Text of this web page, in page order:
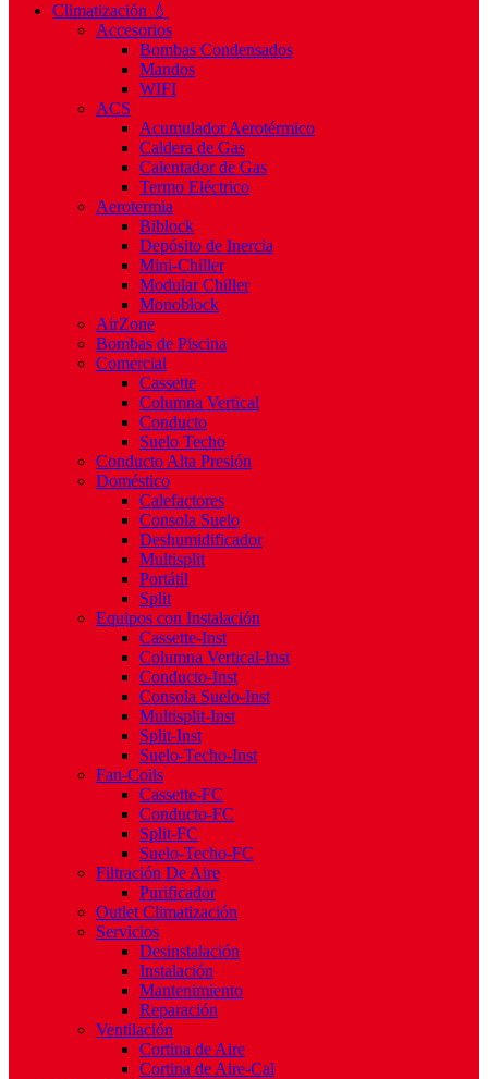
Climatización 💧
Accesorios
Bombas Condensados
Mandos
WIFI
ACS
Acumulador Aerotérmico
Caldera de Gas
Calentador de Gas
Termo Eléctrico
Aerotermia
Biblock
Depósito de Inercia
Mini-Chiller
Modular Chiller
Monoblock
AirZone
Bombas de Piscina
Comercial
Cassette
Columna Vertical
Conducto
Suelo Techo
Conducto Alta Presión
Doméstico
Calefactores
Consola Suelo
Deshumidificador
Multisplit
Portátil
Split
Equipos con Instalación
Cassette-Inst
Columna Vertical-Inst
Conducto-Inst
Consola Suelo-Inst
Multisplit-Inst
Split-Inst
Suelo-Techo-Inst
Fan-Coils
Cassette-FC
Conducto-FC
Split-FC
Suelo-Techo-FC
Filtración De Aire
Purificador
Outlet Climatización
Servicios
Desinstalación
Instalación
Mantenimiento
Reparación
Ventilación
Cortina de Aire
Cortina de Aire-Cal